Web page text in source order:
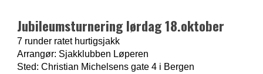
Jubileumsturnering lørdag 18.oktober
7 runder ratet hurtigsjakk
Arrangør: Sjakklubben Løperen
Sted: Christian Michelsens gate 4 i Bergen